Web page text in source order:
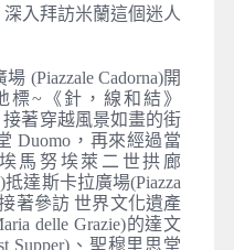
入拜訪米蘭這個迷人
(Piazzale Cadorna)開
~《針，線和結》
接著穿越風景如畫的街
Duomo，再來經過當
馬努埃萊二世拱廊
抵達斯卡拉廣場(Piazza
著參訪 世界文化遺產
delle Grazie)的達文
Supper)、聖穆里思堂